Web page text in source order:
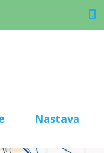
Nastava